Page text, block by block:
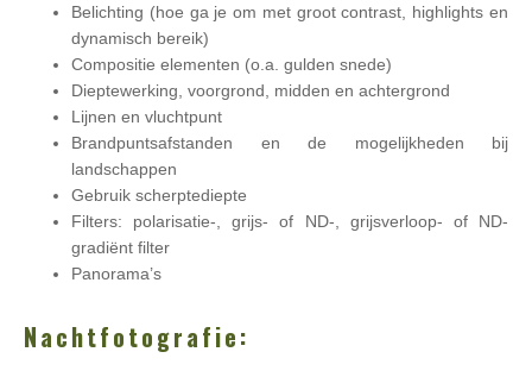
Belichting (hoe ga je om met groot contrast, highlights en
dynamisch bereik)
Compositie elementen (o.a. gulden snede)
Dieptewerking, voorgrond, midden en achtergrond
Lijnen en vluchtpunt
Brandpuntsafstanden en de mogelijkheden bij
landschappen
Gebruik scherptediepte
Filters: polarisatie-, grijs- of ND-, grijsverloop- of ND-
gradiënt filter
Panorama’s
Nachtfotografie: